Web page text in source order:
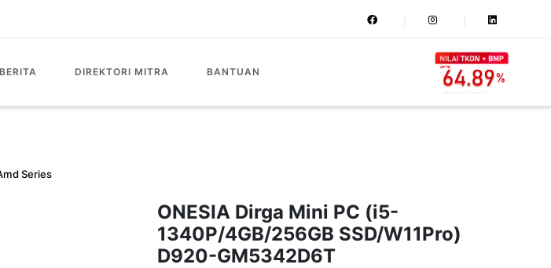
BERITA DIREKTORI MITRA BANTUAN
Series
ONESIA Dirga Mini PC (i5-
1340P/4GB/256GB SSD/W11Pro)
D920-GM5342D6T